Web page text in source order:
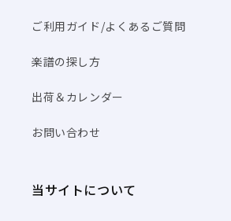
ご利用ガイド/よくあるご質問
楽譜の探し方
出荷＆カレンダー
お問い合わせ
当サイトについて